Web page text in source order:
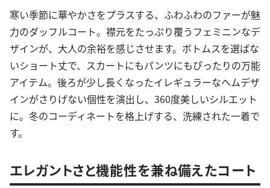
寒い季節に華やかさをプラスする、ふわふわのファーが魅
力のダッフルコート。襟元をたっぷり覆うフェミニンなデ
ザインが、大人の余裕を感じさせます。ボトムスを選ばな
いショート丈で、スカートにもパンツにもぴったりの万能
アイテム。後ろが少し長くなったイレギュラーなヘムデザ
インがさりげない個性を演出し、360度美しいシルエット
に。冬のコーディネートを格上げする、洗練された一着で
す。
エレガントさと機能性を兼ね備えたコート